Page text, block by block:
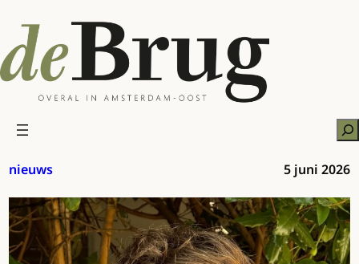
naar
de
inhoud
nieuws 5 juni 2026